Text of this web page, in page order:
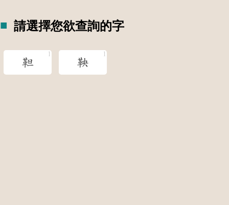
請選擇您欲查詢的字
靼 鞅